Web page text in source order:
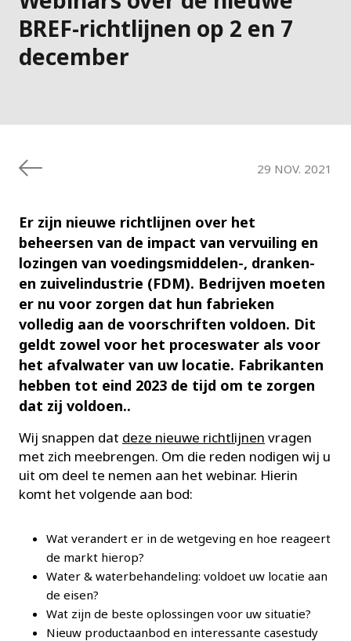
BREF-richtlijnen op 2 en 7
december
29 NOV. 2021
Er zijn nieuwe richtlijnen over het
beheersen van de impact van vervuiling en
lozingen van voedingsmiddelen-, dranken-
en zuivelindustrie (FDM). Bedrijven moeten
er nu voor zorgen dat hun fabrieken
volledig aan de voorschriften voldoen. Dit
geldt zowel voor het proceswater als voor
het afvalwater van uw locatie. Fabrikanten
hebben tot eind 2023 de tijd om te zorgen
dat zij voldoen..
Wij snappen dat deze nieuwe richtlijnen vragen
met zich meebrengen. Om die reden nodigen wij u
uit om deel te nemen aan het webinar. Hierin
komt het volgende aan bod:
Wat verandert er in de wetgeving en hoe reageert
de markt hierop?
Water & waterbehandeling: voldoet uw locatie aan
de eisen?
Wat zijn de beste oplossingen voor uw situatie?
Nieuw productaanbod en interessante casestudy